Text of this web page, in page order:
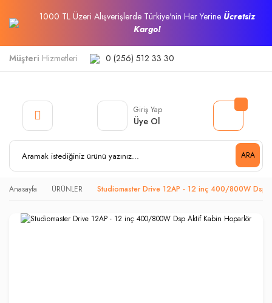
1000 TL Üzeri Alışverişlerde Türkiye'nin Her Yerine Ücretsiz
Kargo!
Müşteri Hizmetleri 0 (256) 512 33 30
ARA
Giriş Yap
Üye Ol
Anasayfa ÜRÜNLER Studiomaster Drive 12AP - 12 inç 400/800W Dsp